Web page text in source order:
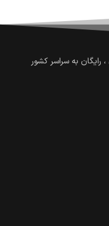
ارائه می‌شود.
رایگان به سراسر کشور
پرداخت در محل
ضامن امکان‌پذیر
می‌شود.